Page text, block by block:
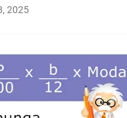
2025